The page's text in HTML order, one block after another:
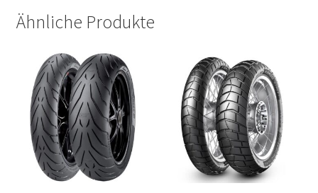
Ähnliche Produkte